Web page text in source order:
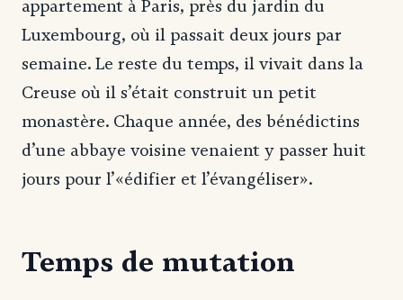
appartement à Paris, près du jardin du
Luxembourg, où il passait deux jours par
semaine. Le reste du temps, il vivait dans la
Creuse où il s’était construit un petit
monastère. Chaque année, des bénédictins
d’une abbaye voisine venaient y passer huit
jours pour l’«édifier et l’évangéliser».
Temps de mutation